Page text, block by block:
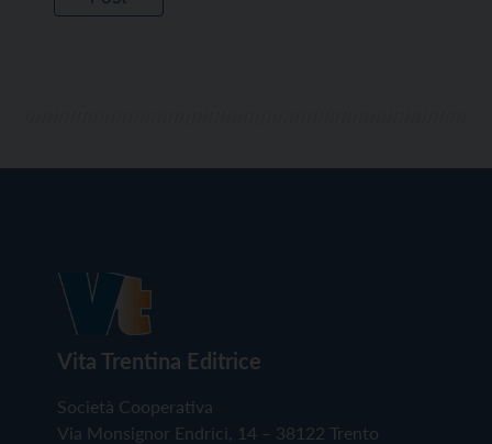
Vita Trentina Editrice
Società Cooperativa
Via Monsignor Endrici, 14 – 38122 Trento